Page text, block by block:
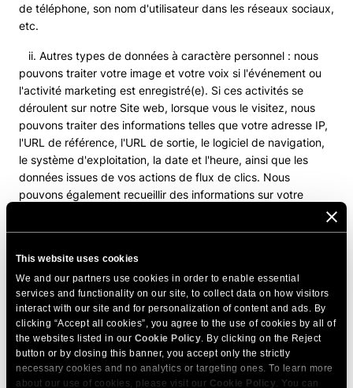
This website uses cookies
We and our partners use cookies in order to enable essential
services and functionality on our site, to collect data on how visitors
interact with our site and for personalization of content and ads. By
clicking “Accept all cookies”, you agree to the use of cookies by all of
the websites listed in our Cookie Policy. By clicking on the Reject
button or by closing this banner, you accept only the strictly
necessary cookies and no analytics or targeting ones. To learn more
about our use of cookies, please visit our Cookie Policy. You can
de téléphone, son nom d'utilisateur dans les réseaux sociaux,
etc.
ii. Autres types de données à caractère personnel : nous
pouvons traiter votre image et votre voix si l'événement ou
l'activité marketing est enregistré(e). Si ces activités se
déroulent sur notre Site web, lorsque vous le visitez, nous
pouvons traiter des informations telles que votre adresse IP,
l'URL de référence, l'URL de sortie, le logiciel de navigation,
le système d'exploitation, la date et l'heure, ainsi que les
données issues de vos actions de flux de clics. Nous
pouvons également recueillir des informations sur votre
utilisation de notre Site web, comme le nombre de visites, les
pages consultées et la popularité de certains contenus. Les
les cookies) pour reconnaître votre appareil et compiler des
informations vous concernant. Ils recueillent des informations
telles que les pages que vous visitez et le temps que vous
passez sur ces pages, l'adresse IP qui vous a été attribuée,
le système d'exploitation et le navigateur que vous utilisez,
ainsi que le site web que vous avez visité avant d'arriver sur
notre Site web.